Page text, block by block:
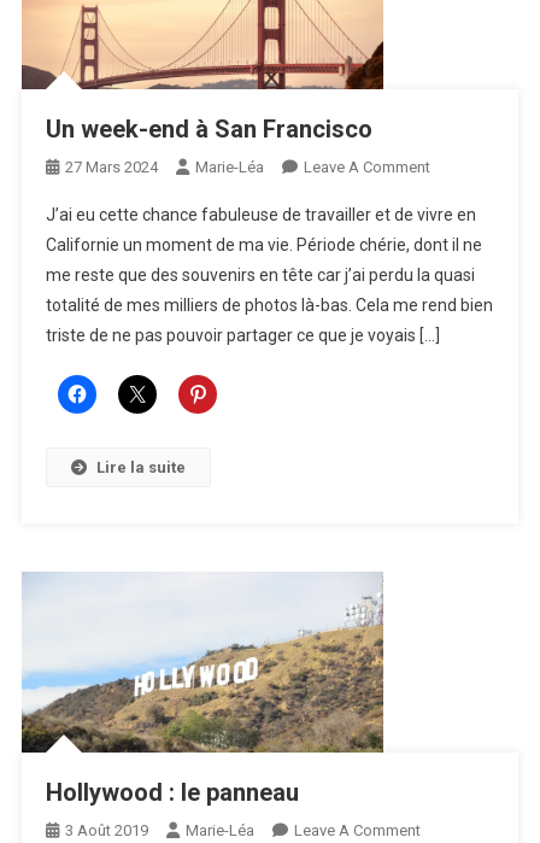
Un week-end à San Francisco
27 Mars 2024 Marie-Léa Leave A CommentOn
Week-
End
À
San
Francisco
J’ai eu cette chance fabuleuse de travailler et de vivre en
Californie un moment de ma vie. Période chérie, dont il ne
me reste que des souvenirs en tête car j’ai perdu la quasi
totalité de mes milliers de photos là-bas. Cela me rend bien
triste de ne pas pouvoir partager ce que je voyais […]
Lire la suite
Hollywood : le panneau
3 Août 2019 Marie-Léa Leave A CommentOn